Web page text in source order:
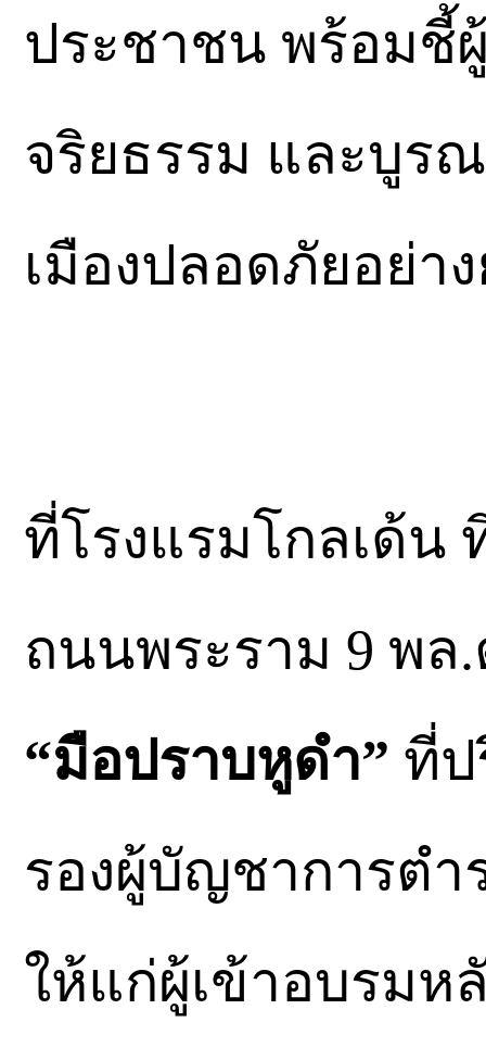
ประชาชน พร้อมชี้
จริยธรรม และบูร
เมืองปลอดภัยอย่า
ที่โรงแรมโกลเด้น
ถนนพระราม 9 พล
“มือปราบหูดำ” ที่ป
รองผู้บัญชาการตำ
ให้แก่ผู้เข้าอบรมห